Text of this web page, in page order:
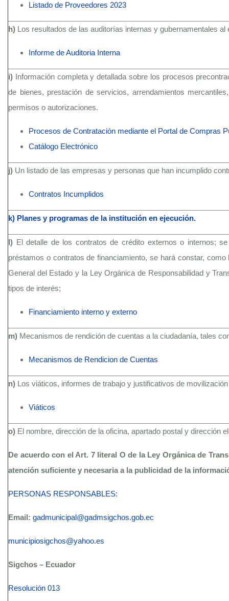
Listado de Proveedores 2023
h) Los resultados de las auditorías internas y gubernamentales al
Informe de Auditoria Interna
i) Información completa y detallada sobre los procesos
de bienes, prestación de servicios, arrendamientos
permisos o autorizaciones.
Procesos de Contratación mediante el Portal de Compras
Catálogo Electrónico
j) Un listado de las empresas y personas que han incumplido
Contratos Incumplidos
k) Planes y programas de la institución en ejecución.
l) El detalle de los contratos de crédito externos o internos;
préstamos o contratos de financiamiento, se hará constar,
General del Estado y la Ley Orgánica de Responsabilidad y
tipos de interés;
Financiamiento interno y externo
m) Mecanismos de rendición de cuentas a la ciudadanía, tales
Mecanismos de Rendicion de Cuentas
n) Los viáticos, informes de trabajo y justificativos de
Viáticos
o) El nombre, dirección de la oficina, apartado postal y dirección
De acuerdo con el Art. 7 literal O de la Ley Orgánica de
atención suficiente y necesaria a la publicidad de la
PERSONAS RESPONSABLES:
Email: gadmunicipal@gadmsigchos.gob.ec
municipiosigchos@yahoo.es
Sigchos – Ecuador
Resolución 013